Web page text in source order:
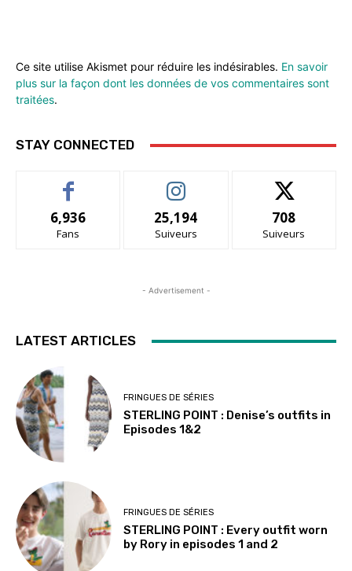
Ce site utilise Akismet pour réduire les indésirables. En savoir
plus sur la façon dont les données de vos commentaires sont
traitées.
STAY CONNECTED
6,936
Fans
25,194
Suiveurs
708
Suiveurs
- Advertisement -
LATEST ARTICLES
FRINGUES DE SÉRIES
STERLING POINT : Denise’s outfits in
Episodes 1&2
FRINGUES DE SÉRIES
STERLING POINT : Every outfit worn
by Rory in episodes 1 and 2